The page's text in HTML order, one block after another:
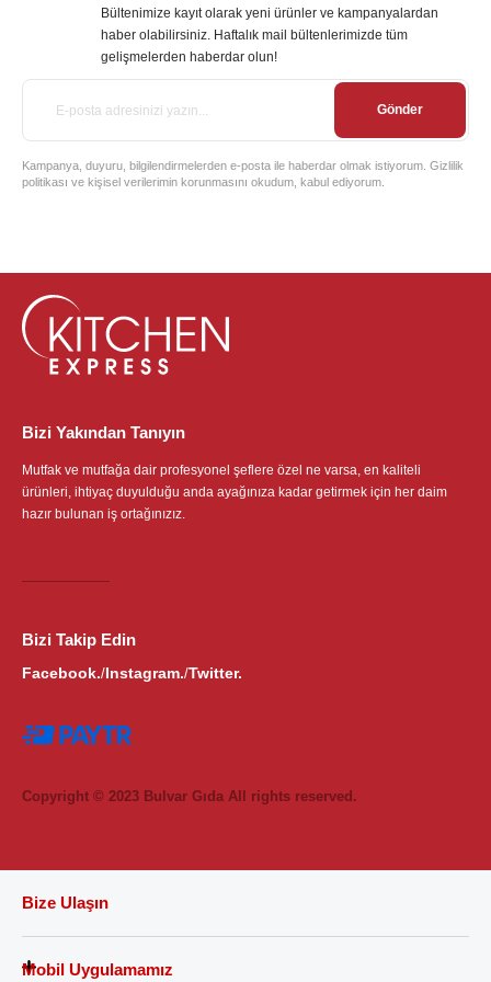
Bültenimize kayıt olarak yeni ürünler ve kampanyalardan
haber olabilirsiniz. Haftalık mail bültenlerimizde tüm
gelişmelerden haberdar olun!
Gönder
Kampanya, duyuru, bilgilendirmelerden e-posta ile haberdar olmak istiyorum. Gizlilik
politikası ve kişisel verilerimin korunmasını okudum, kabul ediyorum.
Bizi Yakından Tanıyın
Mutfak ve mutfağa dair profesyonel şeflere özel ne varsa, en kaliteli
ürünleri, ihtiyaç duyulduğu anda ayağınıza kadar getirmek için her daim
hazır bulunan iş ortağınızız.
Bizi Takip Edin
Facebook./Instagram./Twitter.
Copyright © 2023 Bulvar Gıda All rights reserved.
Bize Ulaşın
Mobil Uygulamamız